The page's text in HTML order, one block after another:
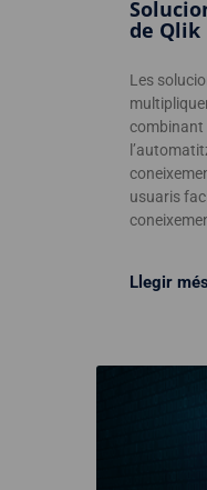
de Qlik
Les
combinant
usuaris
Llegir més